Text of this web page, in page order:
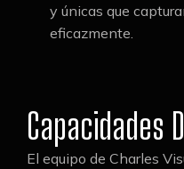
y únicas que
eficazmente.
Capacidades
El equipo de Charles